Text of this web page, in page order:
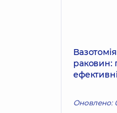
раковин:
Оновлено: